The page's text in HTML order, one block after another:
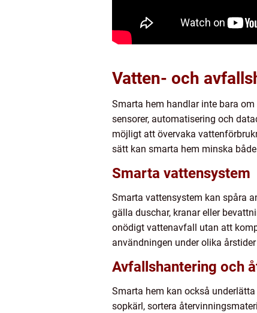
Vatten- och
Smarta hem handlar inte bara om
sensorer, automatisering och
möjligt att övervaka
sätt kan smarta hem minska
Smarta vattensystem
Smarta vattensystem kan spåra
gälla duschar, kranar eller
onödigt vattenavfall utan att
användningen under olika
Avfallshantering och
Smarta hem kan också
sopkärl, sortera